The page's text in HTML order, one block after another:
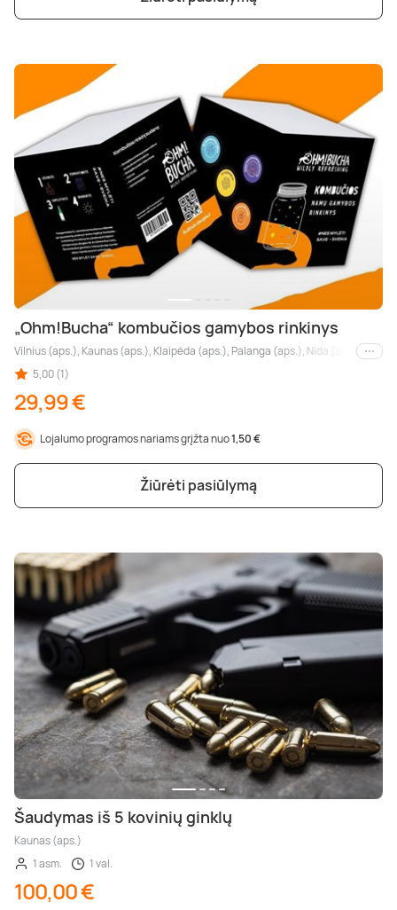
„Ohm!Bucha“ kombučios gamybos rinkinys
Vilnius (aps.), Kaunas (aps.), Klaipėda (aps.), Palanga (aps.), Nida (aps.), Kiti
5,00 (1)
29,99 €
Lojalumo programos nariams grįžta nuo1,50 €
Žiūrėti pasiūlymą
Šaudymas iš 5 kovinių ginklų
Kaunas (aps.)
1 asm.
1 val.
100,00 €